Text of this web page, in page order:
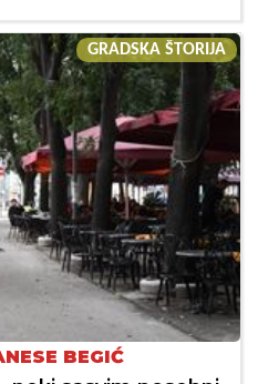
GRADSKA ŠTORIJA
BEGIĆ